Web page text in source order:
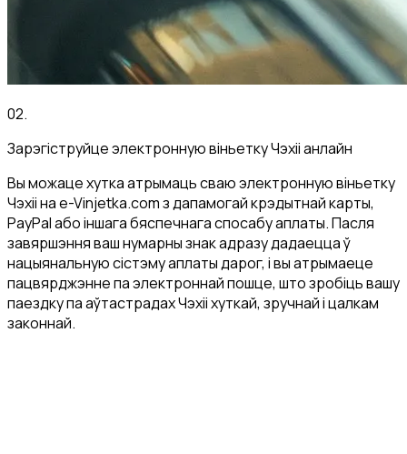
02.
Зарэгіструйце электронную віньетку Чэхіі анлайн
Вы можаце хутка атрымаць сваю электронную віньетку
Чэхіі на e-Vinjetka.com з дапамогай крэдытнай карты,
PayPal або іншага бяспечнага спосабу аплаты. Пасля
завяршэння ваш нумарны знак адразу дадаецца ў
нацыянальную сістэму аплаты дарог, і вы атрымаеце
пацвярджэнне па электроннай пошце, што зробіць вашу
паездку па аўтастрадах Чэхіі хуткай, зручнай і цалкам
законнай.